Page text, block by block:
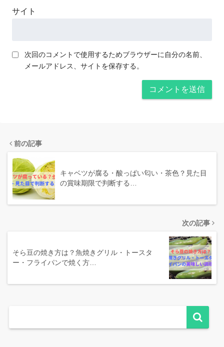
サイト
次回のコメントで使用するためブラウザーに自分の名前、
メールアドレス、サイトを保存する。
前の記事
キャベツが腐る・酸っぱい匂い・茶色？見た目
の賞味期限で判断する…
次の記事
そら豆の焼き方は？魚焼きグリル・トースタ
ー・フライパンで焼く方…